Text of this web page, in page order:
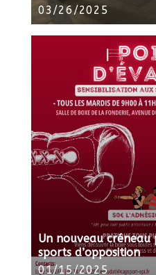
03/26/2025
Un nouveau
sports d’opposition
01/15/2025